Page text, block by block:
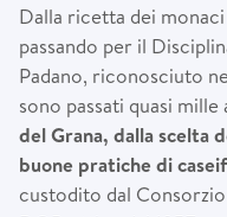
Dalla ricetta dei
passando per il
Padano, riconosciuto
sono passati quasi mille
del Grana, dalla scelta
buone pratiche di
custodito dal